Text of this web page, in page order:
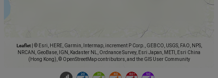
Leaflet
© Esri, HERE, Garmin, Intermap, increment P Corp., GEBCO, USGS, FAO, NPS,
NRCAN, GeoBase, IGN, Kadaster NL, Ordnance Survey, Esri Japan, METI, Esri China
(Hong Kong), © OpenStreetMap contributors, and the GIS User Community